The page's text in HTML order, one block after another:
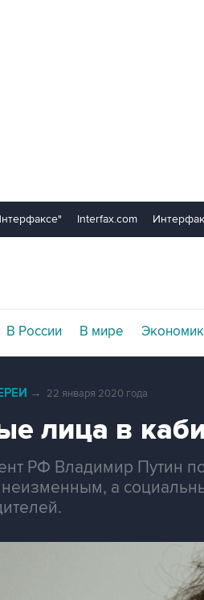
Interfax.com
В России В мире
→ 22 января 2020 года
лица в
РФ Владимир Путин
неизменным, а